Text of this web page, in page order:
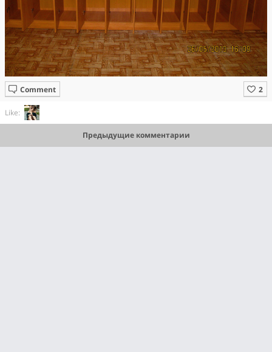
Comment
Like:
Предыдущие комментарии